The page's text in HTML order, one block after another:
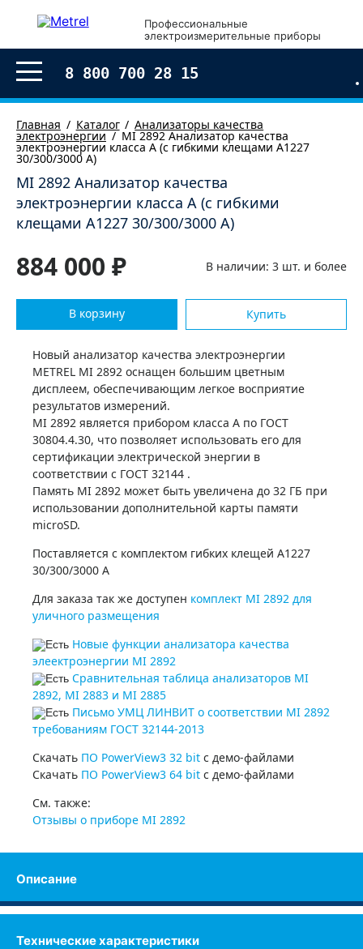
Профессиональные
электроизмерительные приборы
8 800 700 28 15
Главная Каталог Анализаторы качества
электроэнергии MI 2892 Анализатор качества
электроэнергии класса А (с гибкими клещами А1227
30/300/3000 А)
MI 2892 Анализатор качества
электроэнергии класса А (с гибкими
клещами А1227 30/300/3000 А)
884 000 ₽ В наличии: 3 шт. и более
В корзину Купить
Новый анализатор качества электроэнергии
METREL MI 2892 оснащен большим цветным
дисплеем, обеспечивающим легкое восприятие
результатов измерений.
MI 2892 является прибором класса А по ГОСТ
30804.4.30, что позволяет использовать его для
сертификации электрической энергии в
соответствии с ГОСТ 32144 .
Память MI 2892 может быть увеличена до 32 ГБ при
использовании дополнительной карты памяти
microSD.
Поставляется с комплектом гибких клещей А1227
30/300/3000 А
Для заказа так же доступен комплект MI 2892 для
уличного размещения
Новые функции анализатора качества
элеектроэнергии MI 2892
Сравнительная таблица анализаторов MI
2892, MI 2883 и MI 2885
Письмо УМЦ ЛИНВИТ о соответствии MI 2892
требованиям ГОСТ 32144-2013
Скачать ПО PowerView3 32 bit с демо-файлами
Скачать ПО PowerView3 64 bit с демо-файлами
См. также:
Отзывы о приборе MI 2892
Описание
Технические характеристики
Оформление заказа
Согласен с условиями обработки моих персональных
данных
Купить